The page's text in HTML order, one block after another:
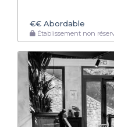
€€ Abordable
Établissement non